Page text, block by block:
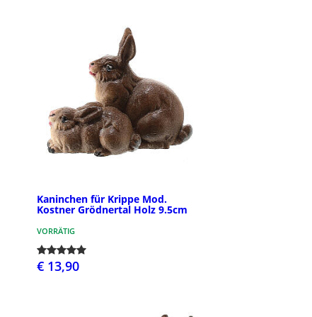
Kaninchen für Krippe Mod.
Kostner Grödnertal Holz 9.5cm
VORRÄTIG
€ 13,90